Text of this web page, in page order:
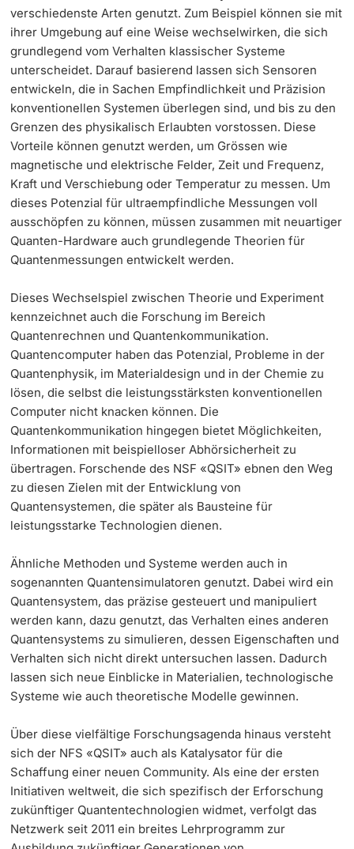
verschiedenste Arten genutzt. Zum Beispiel können sie mit
ihrer Umgebung auf eine Weise wechselwirken, die sich
grundlegend vom Verhalten klassischer Systeme
unterscheidet. Darauf basierend lassen sich Sensoren
entwickeln, die in Sachen Empfindlichkeit und Präzision
konventionellen Systemen überlegen sind, und bis zu den
Grenzen des physikalisch Erlaubten vorstossen. Diese
Vorteile können genutzt werden, um Grössen wie
magnetische und elektrische Felder, Zeit und Frequenz,
Kraft und Verschiebung oder Temperatur zu messen. Um
dieses Potenzial für ultraempfindliche Messungen voll
ausschöpfen zu können, müssen zusammen mit neuartiger
Quanten-Hardware auch grundlegende Theorien für
Quantenmessungen entwickelt werden.
Dieses Wechselspiel zwischen Theorie und Experiment
kennzeichnet auch die Forschung im Bereich
Quantenrechnen und Quantenkommunikation.
Quantencomputer haben das Potenzial, Probleme in der
Quantenphysik, im Materialdesign und in der Chemie zu
lösen, die selbst die leistungsstärksten konventionellen
Computer nicht knacken können. Die
Quantenkommunikation hingegen bietet Möglichkeiten,
Informationen mit beispielloser Abhörsicherheit zu
übertragen. Forschende des NSF «QSIT» ebnen den Weg
zu diesen Zielen mit der Entwicklung von
Quantensystemen, die später als Bausteine für
leistungsstarke Technologien dienen.
Ähnliche Methoden und Systeme werden auch in
sogenannten Quantensimulatoren genutzt. Dabei wird ein
Quantensystem, das präzise gesteuert und manipuliert
werden kann, dazu genutzt, das Verhalten eines anderen
Quantensystems zu simulieren, dessen Eigenschaften und
Verhalten sich nicht direkt untersuchen lassen. Dadurch
lassen sich neue Einblicke in Materialien, technologische
Systeme wie auch theoretische Modelle gewinnen.
Über diese vielfältige Forschungsagenda hinaus versteht
sich der NFS «QSIT» auch als Katalysator für die
Schaffung einer neuen Community. Als eine der ersten
Initiativen weltweit, die sich spezifisch der Erforschung
zukünftiger Quantentechnologien widmet, verfolgt das
Netzwerk seit 2011 ein breites Lehrprogramm zur